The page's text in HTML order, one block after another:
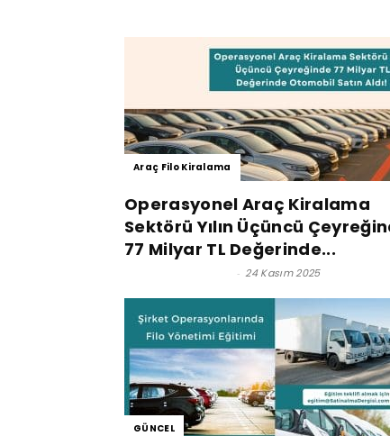
Araç Filo Kiralama
Operasyonel Araç Kiralama
Sektörü Yılın Üçüncü
77 Milyar TL Değerinde...
- 24 Kasım 2025
GÜNCEL